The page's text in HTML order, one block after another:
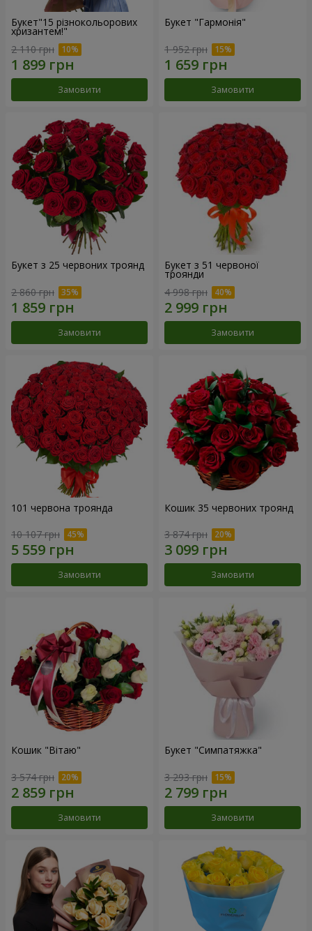
Букет"15 різнокольорових
хризантем!"
2 110 грн
Замовити
Букет "Гармонія"
1 952 грн
Замовити
Букет з 25 червоних троянд
2 860 грн
Замовити
Букет з 51 червоної
троянди
4 998 грн
Замовити
101 червона троянда
10 107 грн
Замовити
Кошик 35 червоних троянд
3 874 грн
Замовити
Кошик "Вітаю"
3 574 грн
Замовити
Букет "Симпатяжка"
3 293 грн
Замовити